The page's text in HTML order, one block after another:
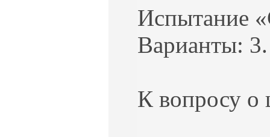
Испытание
Варианты: 3.
К вопросу о